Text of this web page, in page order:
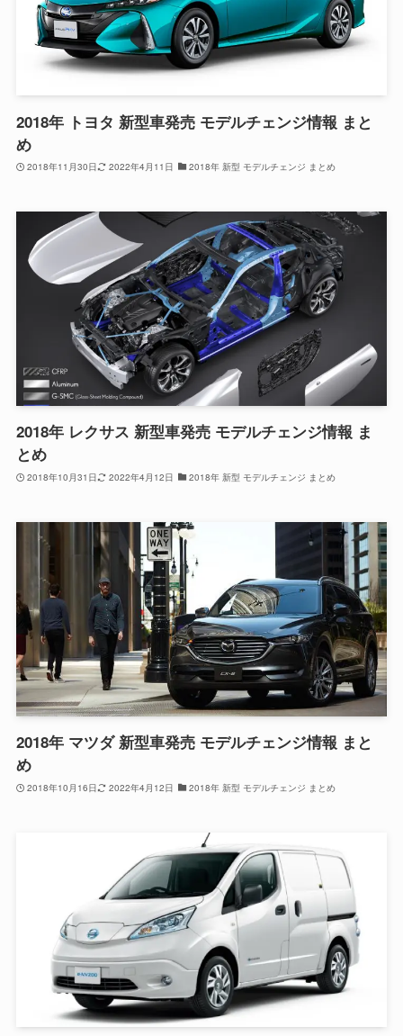
2018年 トヨタ 新型車発売 モデルチェンジ情報 まと
め
2018年11月30日 2022年4月11日 2018年 新型 モデルチェンジ まとめ
2018年 レクサス 新型車発売 モデルチェンジ情報 ま
とめ
2018年10月31日 2022年4月12日 2018年 新型 モデルチェンジ まとめ
2018年 マツダ 新型車発売 モデルチェンジ情報 まと
め
2018年10月16日 2022年4月12日 2018年 新型 モデルチェンジ まとめ